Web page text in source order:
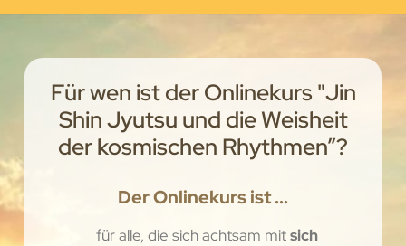
Für wen ist der Onlinekurs "Jin
Shin Jyutsu und die Weisheit
der kosmischen Rhythmen”?
Der Onlinekurs ist ...
für alle, die sich achtsam mitsich